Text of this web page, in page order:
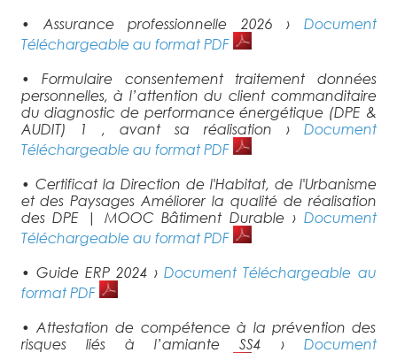
• Assurance professionnelle 2026 › Document
Téléchargeable au format PDF
• Formulaire consentement traitement données
personnelles, à l’attention du client commanditaire
du diagnostic de performance énergétique (DPE &
AUDIT) 1 , avant sa réalisation › Document
Téléchargeable au format PDF
• Certificat la Direction de l'Habitat, de l'Urbanisme
et des Paysages Améliorer la qualité de réalisation
des DPE | MOOC Bâtiment Durable › Document
Téléchargeable au format PDF
• Guide ERP 2024 ›Document Téléchargeable au
format PDF
• Attestation de compétence à la prévention des
risques liés à l’amiante SS4 › Document